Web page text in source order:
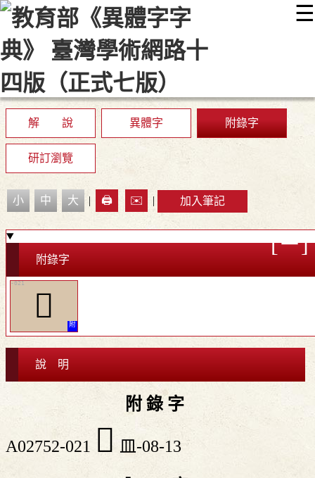
☰
::: 最新消息 常見問題 編輯說明
顯示模式
網站導覽
解 說 異體字 附錄字
研訂瀏覽
小 中 大 | 🖨️ ✉️ | 加入筆記
附錄字
󳹰
說 明
附 錄 字
A02752-021 󳹰 皿-08-13